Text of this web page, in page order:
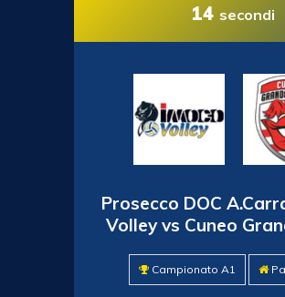
13 secondi
Prosecco DOC
Volley vs Cuneo
Campionato A1